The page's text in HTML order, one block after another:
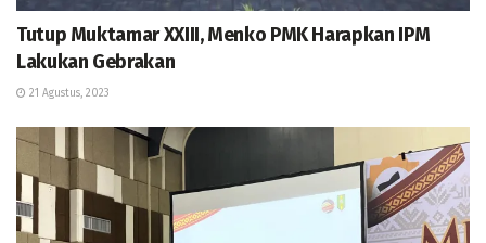
Tutup Muktamar XXIII, Menko PMK Harapkan IPM
Lakukan Gebrakan
21 Agustus, 2023